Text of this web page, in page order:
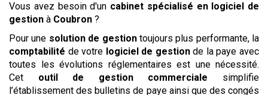
Vous avez besoin d'un cabinet spécialisé en logiciel de
gestion à Coubron ?
Pour une solution de gestiontoujours plus performante, la
comptabilité de votre logiciel de gestionde la paye avec
toutes les évolutions réglementaires est une nécessité.
Cet outil de gestion commerciale simplifie
l’établissement des bulletins de paye ainsi que des congés